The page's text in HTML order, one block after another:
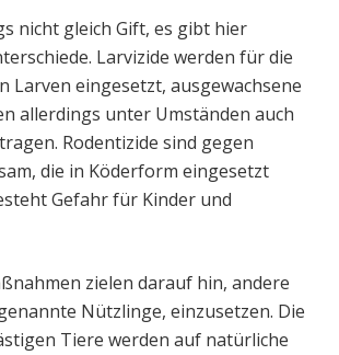
nicht gleich Gift, es gibt hier
Larvizide werden für die
Larven eingesetzt, ausgewachsene
allerdings unter Umständen auch
Rodentizide sind gegen
die in Köderform eingesetzt
Gefahr für Kinder und
zielen darauf hin, andere
Nützlinge, einzusetzen. Die
Tiere werden auf natürliche